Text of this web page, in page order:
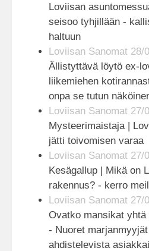
Loviisan
seisoo tyhjillään -
haltuun
Loviisan Sanomat 28/
Ällistyttävä löytö ex-
liikemiehen
onpa se tutun
Loviisan Sanomat 27/
Mysteerimaistaja |
jätti toivomisen varaa
Loviisan Sanomat 27/
Kesägallup | Mikä on
rakennus? - kerro
Loviisan Sanomat 27/
Ovatko mansikat
- Nuoret
ahdistelevista